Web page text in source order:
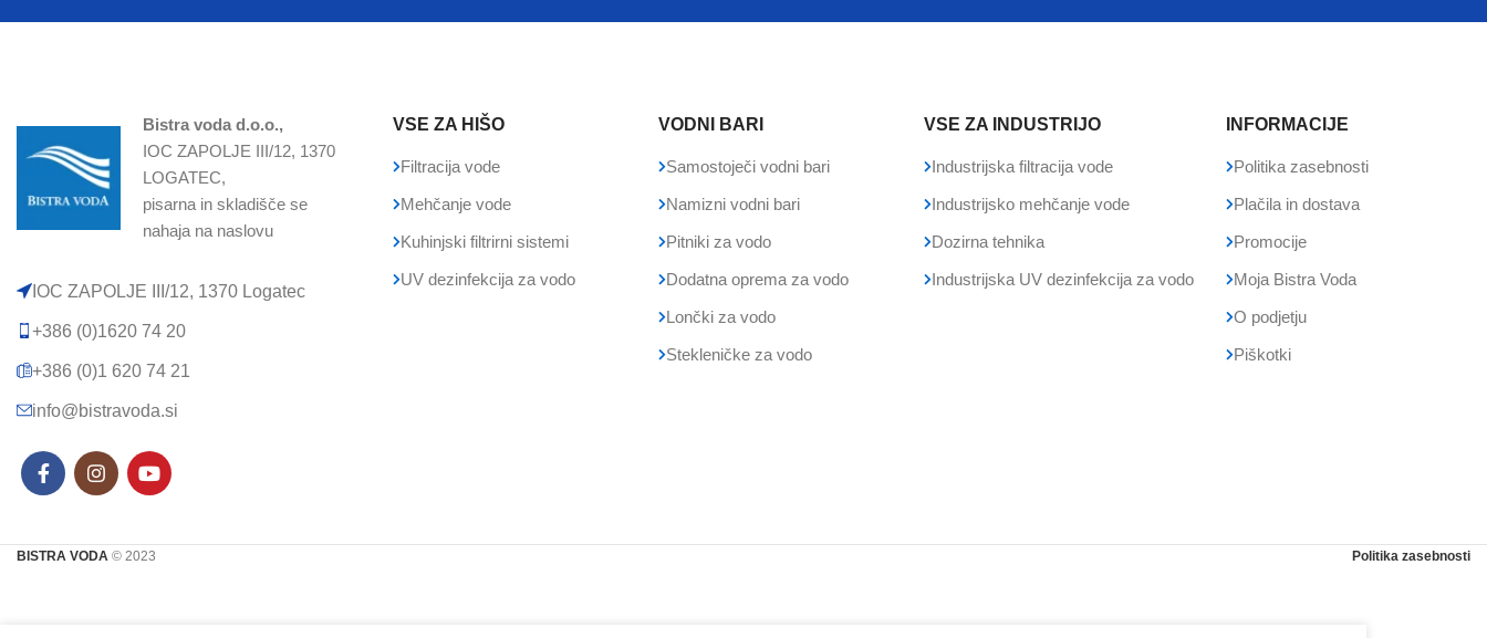
Bistra voda d.o.o.,
IOC ZAPOLJE III/12, 1370
LOGATEC,
pisarna in skladišče se
nahaja na naslovu
IOC ZAPOLJE III/12, 1370 Logatec​
+386 (0)1620 74 20
+386 (0)1 620 74 21
info@bistravoda.si
VSE ZA HIŠO
Filtracija vode
Mehčanje vode
Kuhinjski filtrirni sistemi
UV dezinfekcija za vodo
VODNI BARI
Samostoječi vodni bari
Namizni vodni bari
Pitniki za vodo
Dodatna oprema za vodo
Lončki za vodo
Stekleničke za vodo
VSE ZA INDUSTRIJO
Industrijska filtracija vode
Industrijsko mehčanje vode
Dozirna tehnika
Industrijska UV dezinfekcija za vodo
INFORMACIJE
Politika zasebnosti
Plačila in dostava
Promocije
Moja Bistra Voda
O podjetju
Piškotki
BISTRA VODA © 2023 Politika zasebnosti